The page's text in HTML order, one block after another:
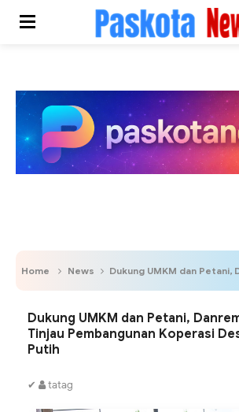
Home News Dukung UMKM dan Petani, Danrem 083/Bdj Tinjau
Dukung UMKM dan Petani,
Tinjau Pembangunan Koperasi
Putih
✔ tatag